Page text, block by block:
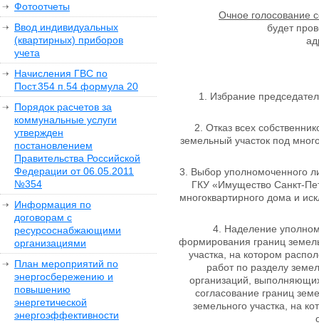
Фотоотчеты
Ввод индивидуальных
(квартирных) приборов
учета
Начисления ГВС по
Пост.354 п.54 формула 20
Порядок расчетов за
коммунальные услуги
утвержден
постановлением
Правительства Российской
Федерации от 06.05.2011
№354
Информация по
договорам с
ресурсоснабжающими
организациями
План мероприятий по
энергосбережению и
повышению
энергетической
энергоэффективности
Очное голосование
будет
Избрание
Отказ всех
земельный участок под
Выбор уполномоченного
ГКУ «Имущество Санкт-
многоквартирного дома и
Наделение
формирования границ
участка, на котором
работ по разделу
организаций,
согласование границ
земельного участка, на